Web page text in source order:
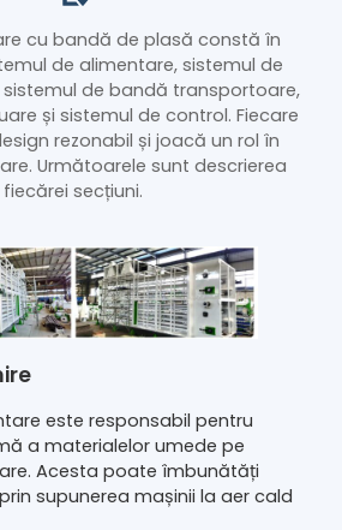
cu bandă de plasă constă în
de alimentare, sistemul de
de bandă transportoare,
și sistemul de control. Fiecare
rezonabil și joacă un rol în
Următoarele sunt descrierea
fiecărei secțiuni.
este responsabil pentru
a materialelor umede pe
Acesta poate îmbunătăți
supunerea mașinii la aer cald